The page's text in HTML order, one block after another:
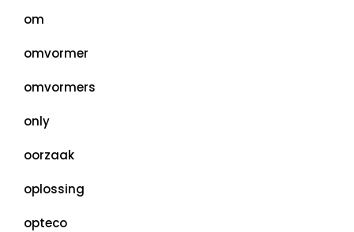
om
omvormer
omvormers
only
oorzaak
oplossing
opteco